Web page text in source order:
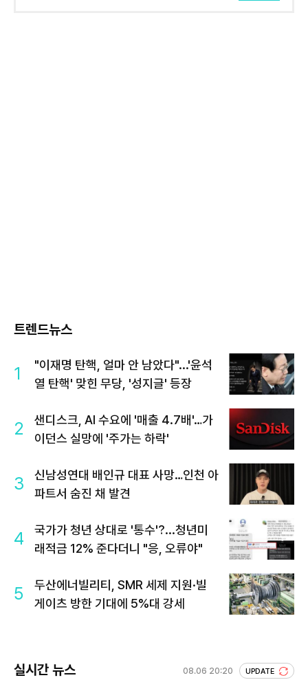
트렌드뉴스
1
"이재명 탄핵, 얼마 안 남았다"...'윤석
열 탄핵' 맞힌 무당, '성지글' 등장
2
샌디스크, AI 수요에 '매출 4.7배'…가
이던스 실망에 '주가는 하락'
3
신남성연대 배인규 대표 사망…인천 아
파트서 숨진 채 발견
4
국가가 청년 상대로 '통수'?...청년미
래적금 12% 준다더니 "응, 오류야"
5
두산에너빌리티, SMR 세제 지원·빌
게이츠 방한 기대에 5%대 강세
실시간 뉴스 08.06 20:20 UPDATE